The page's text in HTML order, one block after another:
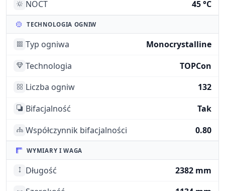
NOCT
45 °C
TECHNOLOGIA OGNIW
Typ ogniwa
Monocrystalline
Technologia
TOPCon
Liczba ogniw
132
Bifacjalność
Tak
Współczynnik bifacjalności
0.80
WYMIARY I WAGA
Długość
2382 mm